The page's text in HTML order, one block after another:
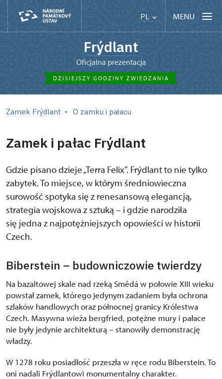
PL MENU
Frýdlant
Oficjalna prezentacja
DZISIEJSZY GODZINY ZWIEDZANIA
Zamek Frýdlant O zamku i pałacu
Zamek i pałac Frýdlant
Gdzie pisano dzieje „Terra Felix”. Frýdlant to nie tylko
zabytek. To miejsce, w którym średniowieczna
surowość spotyka się z renesansową elegancją,
strategia wojskowa z sztuką – i gdzie narodziła
się jedna z najpotężniejszych opowieści w historii
Czech.
Biberstein – budowniczowie twierdzy
Na bazaltowej skale nad rzeką Smědá w połowie XIII wieku
powstał zamek, którego jedynym zadaniem była ochrona
szlaków handlowych oraz północnej granicy Królestwa
Czech. Masywna wieża bergfried, potężne mury i pałace
nie były jedynie architekturą – stanowiły demonstrację
władzy.
W 1278 roku posiadłość przeszła w ręce rodu Biberstein. To
oni nadali Frýdlantowi monumentalny charakter.